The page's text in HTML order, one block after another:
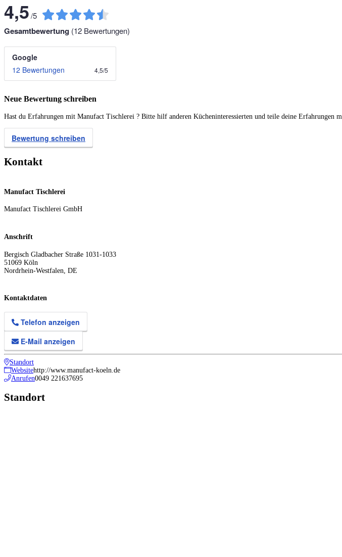
4,5/5
Gesamtbewertung (12 Bewertungen)
Google
12 Bewertungen
4,5/5
Neue Bewertung schreiben
Hast du Erfahrungen mit Manufact Tischlerei ? Bitte hilf anderen Kücheninteressierten und teile deine Erfahrungen
Bewertung schreiben
Kontakt
Manufact Tischlerei
Manufact Tischlerei GmbH
Anschrift
Bergisch Gladbacher Straße 1031-1033
51069 Köln
Nordrhein-Westfalen DE
Kontaktdaten
Telefon anzeigen
E-Mail anzeigen
Standort
Websitehttp://www.manufact-koeln.de
Anrufen0049 221637695
Standort